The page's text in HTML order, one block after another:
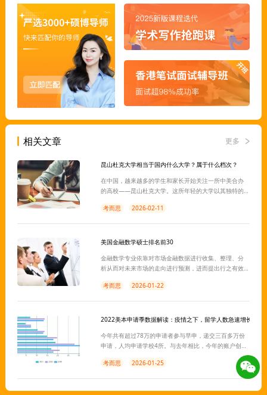
相关文章 更多
昆山杜克大学相当于国内什么大学？属于什么档次？
在中国，越来越多的学生和家长开始关注一所中美合办
的高校——昆山杜克大学。这所年轻的大学以其独特的
国内外教育圈崭露头角。许多人对昆山杜克大学在国内
对其竞争力和影响力的关注点。本文将从学校的基本信
分析昆山杜克
考而思 2026-02-11
美国金融数学硕士排名前30
金融数学专业依靠对市场金融数据进行收集、整理、分
析从而对未来市场的走向进行预测，进而提出行之有效
考而思
2026-01-22
2022美本申请季数据解读：疫情之下，留学人数急速增长!
今年共有超过78万的申请者参与早申，递交三百多万份
申请，人均申请学校4所。与去年相比，今年的账户创建
数量增加了11.3%，申请人数上升了13.4%，申请递交数
量上升了21.9%，人均申请数量上升了7.6%。
考而思 2026-01-25